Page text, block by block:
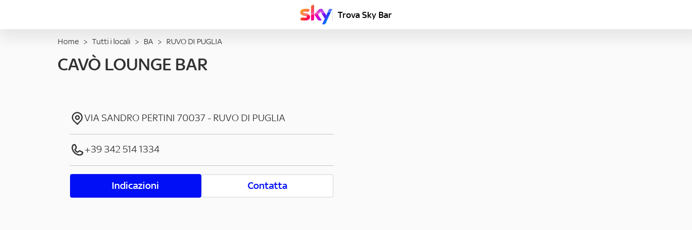
Trova Sky Bar
Home > Tutti i locali > BA > RUVO DI PUGLIA
CAVÒ LOUNGE BAR
VIA SANDRO PERTINI 70037- RUVO DI PUGLIA
+39 342 514 1334
Indicazioni Contatta